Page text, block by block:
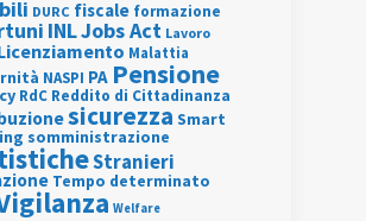
DURC fiscale formazione
INLJobs Act Lavoro
Malattia
NASPI PA Pensione
RdC Reddito di Cittadinanza
sicurezza Smart
somministrazione
Stranieri
Tempo determinato
Welfare